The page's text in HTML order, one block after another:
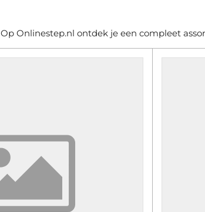
Op Onlinestep.nl ontdek je een compleet